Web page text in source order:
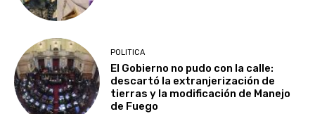
POLITICA
El Gobierno no pudo con la calle:
descartó la extranjerización de
tierras y la modificación de Manejo
de Fuego